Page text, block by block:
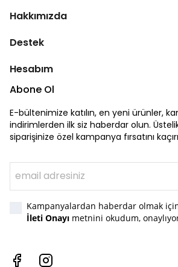
Hakkımızda
Destek
Hesabım
Abone Ol
E-bültenimize katılın, en yeni ürünler,
indirimlerden ilk siz haberdar olun.
siparişinize özel kampanya fırsatını
Kampanyalardan haberdar olmak
İleti Onayı metnini okudum,